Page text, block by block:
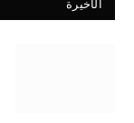
الأخيرة